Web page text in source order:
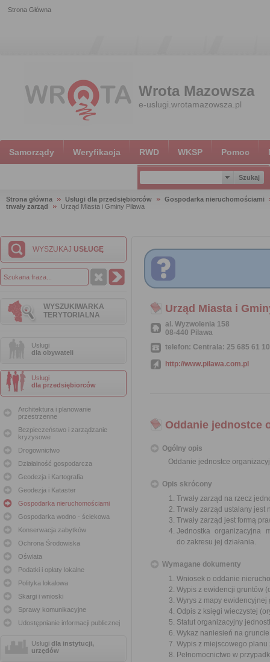
Strona Główna
Wrota Mazowsza
e-uslugi.wrotamazowsza.pl
Samorządy Weryfikacja RWD WKSP Pomoc
Strona główna Usługi dla przedsiębiorców
Gospodarka nieruchomościami
trwały zarząd
Urząd Miasta i Gminy Pilawa
WYSZUKAJ USŁUGĘ
WYSZUKIWARKA
TERYTORIALNA
Usługi
dla obywateli
Usługi
dla przedsiębiorców
Architektura i planowanie
przestrzenne
Bezpieczeństwo i zarządzanie
kryzysowe
Drogownictwo
Działalność gospodarcza
Geodezja i Kartografia
Geodezja i Kataster
Gospodarka nieruchomościami
Gospodarka wodno - ściekowa
Konserwacja zabytków
Ochrona Środowiska
Oświata
Podatki i opłaty lokalne
Polityka lokalowa
Skargi i wnioski
Sprawy komunikacyjne
Udostępnianie informacji publicznej
Usługi dla instytucji,
urzędów
Urząd Miasta i
al. Wyzwolenia 158
08-440 Pilawa
telefon: Centrala: 25 685 61 10
http://www.pilawa.com.pl
Oddanie jednostce
Ogólny opis
Oddanie jednostce
Opis skrócony
Trwały zarząd na rzecz
Trwały zarząd ustalany jest
Trwały zarząd jest formą
Jednostka organizacyjna
do zakresu jej działania.
Wymagane dokumenty
Wniosek o oddanie
Wypis z ewidencji gruntów
Wyrys z mapy ewidencyjnej
Odpis z księgi wieczystej
Statut organizacyjny
Wykaz naniesień na
Wypis z miejscowego
Pełnomocnictwo w